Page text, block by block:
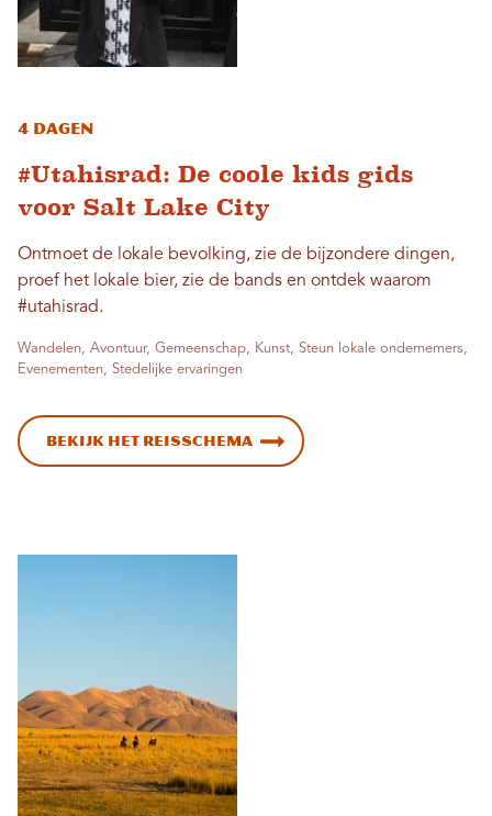
4 dagen
#Utahisrad: De coole kids gids
voor Salt Lake City
Ontmoet de lokale bevolking, zie de bijzondere dingen,
proef het lokale bier, zie de bands en ontdek waarom
#utahisrad.
Wandelen, Avontuur, Gemeenschap, Kunst, Steun lokale ondernemers,
Evenementen, Stedelijke ervaringen
Bekijk het reisschema